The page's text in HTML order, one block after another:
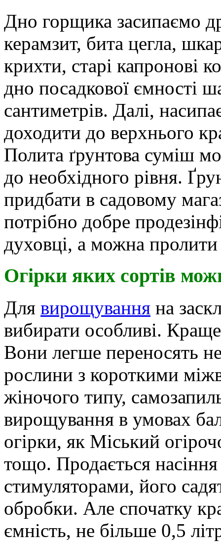
Дно горщика засипаємо
керамзит, бита цегла,
крихти, старі капронові
дно посадкової ємності
сантиметрів. Далі,
доходити до верхнього
Полита ґрунтова суміш
до необхідного рівня.
придбати в садовому
потрібно добре
духовці, а можна
Огірки яких сортів
Для вирощування на
вибирати особливі.
Вони легше переносять
рослини з короткими
жіночого типу,
вирощування в умовах
огірки, як Міський
тощо. Продається
стимуляторами, його
обробки. Але спочатку
ємність, не більше 0,5